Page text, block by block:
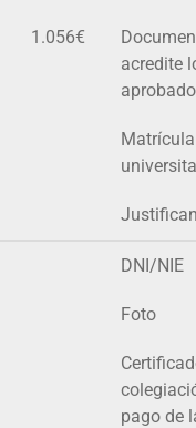
1.056€
acredite
Matrícula
DNI/NIE
Foto
pago de